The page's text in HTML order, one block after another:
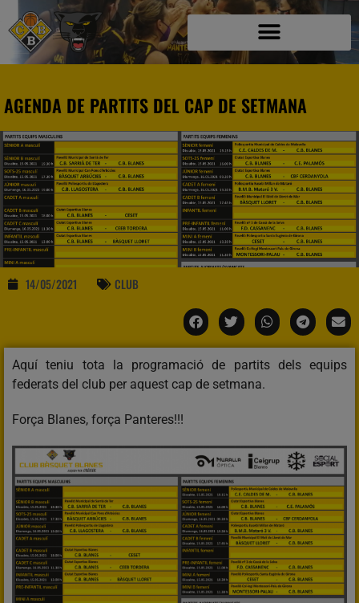
AGENDA DE PARTITS DEL CAP DE SETMANA
14/05/2021 CLUB
Aquí teniu tota la programació de partits dels equips
federats del club per aquest cap de setmana.
Força Blanes, força Panteres!!!